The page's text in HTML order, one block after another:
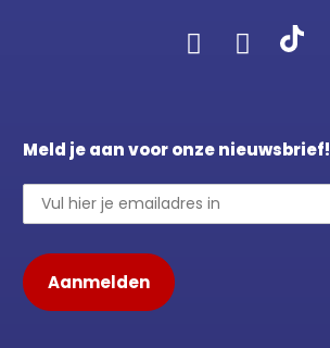
Meld je aan voor onze nieuwsbrief!